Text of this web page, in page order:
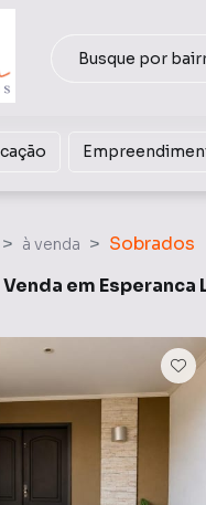
à venda
Sobrados
em Esperanca